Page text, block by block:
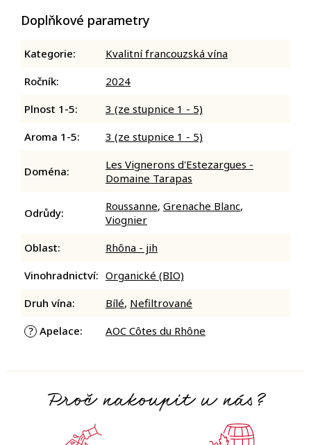
Proč nakoupit u nás?
Doplňkové parametry
Kategorie:
Kvalitní francouzská vína
Ročník:
2024
Plnost 1-5:
3 (ze stupnice 1 - 5)
Aroma 1-5: 3 (ze stupnice 1 - 5)
Doména:
Les Vignerons d'Estezargues -
Domaine Tarapas
Odrůdy: Roussanne, Grenache Blanc,
Viognier
Oblast:
Rhôna - jih
Vinohradnictví: Organické (BIO)
Druh vína: Bílé, Nefiltrované
? Apelace: AOC Côtes du Rhône